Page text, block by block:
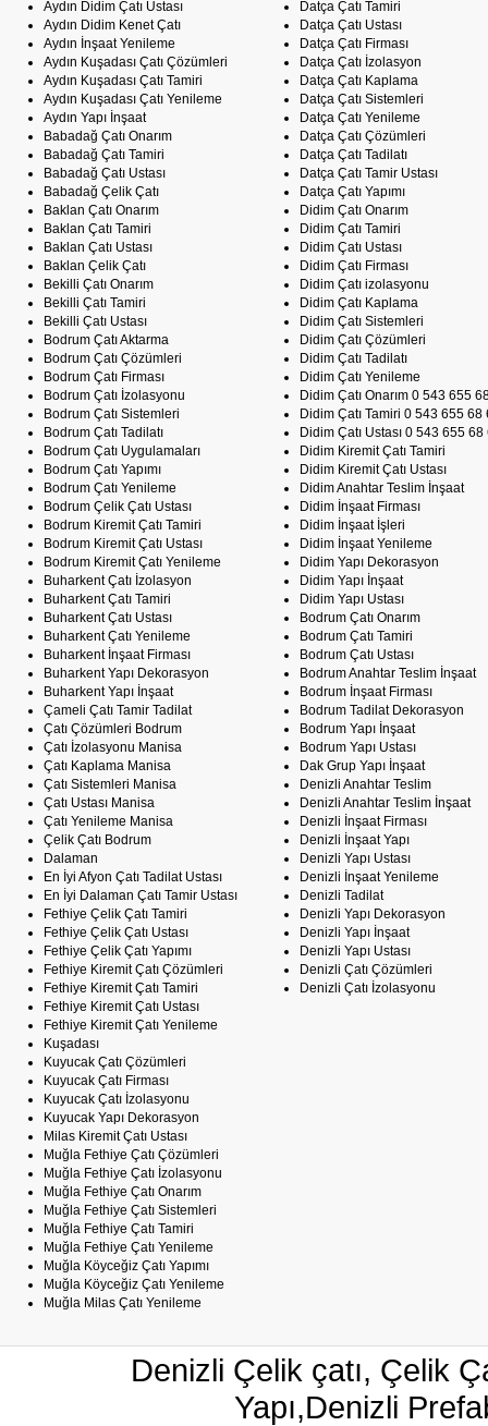
Aydın Didim Çatı Ustası
Aydın Didim Kenet Çatı
Aydın İnşaat Yenileme
Aydın Kuşadası Çatı Çözümleri
Aydın Kuşadası Çatı Tamiri
Aydın Kuşadası Çatı Yenileme
Aydın Yapı İnşaat
Babadağ Çatı Onarım
Babadağ Çatı Tamiri
Babadağ Çatı Ustası
Babadağ Çelik Çatı
Baklan Çatı Onarım
Baklan Çatı Tamiri
Baklan Çatı Ustası
Baklan Çelik Çatı
Bekilli Çatı Onarım
Bekilli Çatı Tamiri
Bekilli Çatı Ustası
Bodrum Çatı Aktarma
Bodrum Çatı Çözümleri
Bodrum Çatı Firması
Bodrum Çatı İzolasyonu
Bodrum Çatı Sistemleri
Bodrum Çatı Tadilatı
Bodrum Çatı Uygulamaları
Bodrum Çatı Yapımı
Bodrum Çatı Yenileme
Bodrum Çelik Çatı Ustası
Bodrum Kiremit Çatı Tamiri
Bodrum Kiremit Çatı Ustası
Bodrum Kiremit Çatı Yenileme
Buharkent Çatı İzolasyon
Buharkent Çatı Tamiri
Buharkent Çatı Ustası
Buharkent Çatı Yenileme
Buharkent İnşaat Firması
Buharkent Yapı Dekorasyon
Buharkent Yapı İnşaat
Çameli Çatı Tamir Tadilat
Çatı Çözümleri Bodrum
Çatı İzolasyonu Manisa
Çatı Kaplama Manisa
Çatı Sistemleri Manisa
Çatı Ustası Manisa
Çatı Yenileme Manisa
Çelik Çatı Bodrum
Dalaman
En İyi Afyon Çatı Tadilat Ustası
En İyi Dalaman Çatı Tamir Ustası
Fethiye Çelik Çatı Tamiri
Fethiye Çelik Çatı Ustası
Fethiye Çelik Çatı Yapımı
Fethiye Kiremit Çatı Çözümleri
Fethiye Kiremit Çatı Tamiri
Fethiye Kiremit Çatı Ustası
Fethiye Kiremit Çatı Yenileme
Kuşadası
Kuyucak Çatı Çözümleri
Kuyucak Çatı Firması
Kuyucak Çatı İzolasyonu
Kuyucak Yapı Dekorasyon
Milas Kiremit Çatı Ustası
Muğla Fethiye Çatı Çözümleri
Muğla Fethiye Çatı İzolasyonu
Muğla Fethiye Çatı Onarım
Muğla Fethiye Çatı Sistemleri
Muğla Fethiye Çatı Tamiri
Muğla Fethiye Çatı Yenileme
Muğla Köyceğiz Çatı Yapımı
Muğla Köyceğiz Çatı Yenileme
Muğla Milas Çatı Yenileme
Datça Çatı Tamiri
Datça Çatı Ustası
Datça Çatı Firması
Datça Çatı İzolasyon
Datça Çatı Kaplama
Datça Çatı Sistemleri
Datça Çatı Yenileme
Datça Çatı Çözümleri
Datça Çatı Tadilatı
Datça Çatı Tamir Ustası
Datça Çatı Yapımı
Didim Çatı Onarım
Didim Çatı Tamiri
Didim Çatı Ustası
Didim Çatı Firması
Didim Çatı izolasyonu
Didim Çatı Kaplama
Didim Çatı Sistemleri
Didim Çatı Çözümleri
Didim Çatı Tadilatı
Didim Çatı Yenileme
Didim Çatı Onarım 0 543 655
Didim Çatı Tamiri 0 543 655 68
Didim Çatı Ustası 0 543 655 68
Didim Kiremit Çatı Tamiri
Didim Kiremit Çatı Ustası
Didim Anahtar Teslim İnşaat
Didim İnşaat Firması
Didim İnşaat İşleri
Didim İnşaat Yenileme
Didim Yapı Dekorasyon
Didim Yapı İnşaat
Didim Yapı Ustası
Bodrum Çatı Onarım
Bodrum Çatı Tamiri
Bodrum Çatı Ustası
Bodrum Anahtar Teslim İnşaat
Bodrum İnşaat Firması
Bodrum Tadilat Dekorasyon
Bodrum Yapı İnşaat
Bodrum Yapı Ustası
Dak Grup Yapı İnşaat
Denizli Anahtar Teslim
Denizli Anahtar Teslim İnşaat
Denizli İnşaat Firması
Denizli İnşaat Yapı
Denizli Yapı Ustası
Denizli İnşaat Yenileme
Denizli Tadilat
Denizli Yapı Dekorasyon
Denizli Yapı İnşaat
Denizli Yapı Ustası
Denizli Çatı Çözümleri
Denizli Çatı İzolasyonu
Denizli Çelik çatı, Çelik
Yapı,Denizli